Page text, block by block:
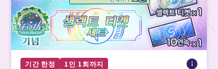
기간 한정 1인 1회까지